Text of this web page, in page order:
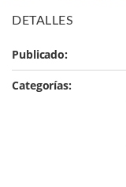
DETALLES
Publicado:
Categorías: